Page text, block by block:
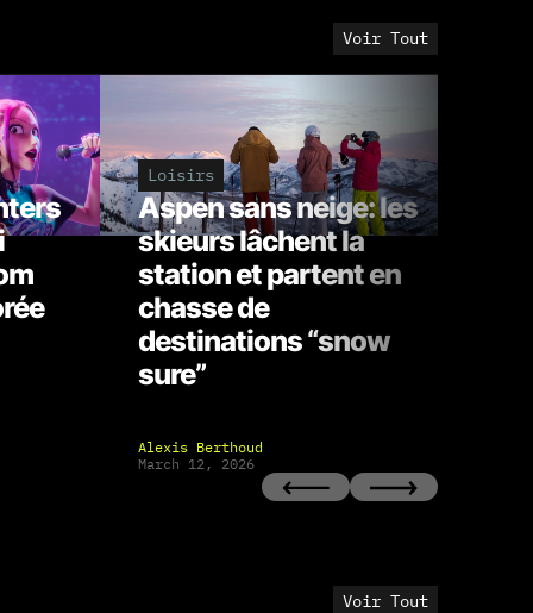
Voir Tout
Loisirs
Aspen sans neige: les
skieurs lâchent la
station et partent en
chasse de
destinations “snow
sure”
Alexis Berthoud
March 12, 2026
Voir Tout